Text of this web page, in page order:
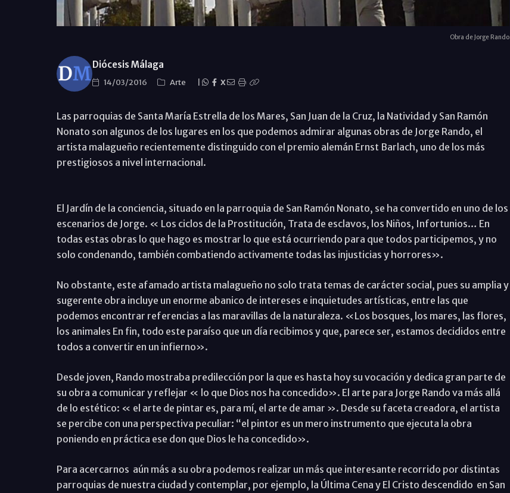
Obra de Jorge Rando
Diócesis Málaga
14/03/2016 Arte X
Las parroquias de Santa María Estrella de los Mares, San Juan de la Cruz, la Natividad y San Ramón
Nonato son algunos de los lugares en los que podemos admirar algunas obras de Jorge Rando, el
artista malagueño recientemente distinguido con el premio alemán Ernst Barlach, uno de los más
prestigiosos a nivel internacional.
El Jardín de la conciencia, situado en la parroquia de San Ramón Nonato, se ha convertido en uno de los
escenarios de Jorge. « Los ciclos de la Prostitución, Trata de esclavos, los Niños, Infortunios… En
todas estas obras lo que hago es mostrar lo que está ocurriendo para que todos participemos, y no
solo condenando, también combatiendo activamente todas las injusticias y horrores».
No obstante, este afamado artista malagueño no solo trata temas de carácter social, pues su amplia y
sugerente obra incluye un enorme abanico de intereses e inquietudes artísticas, entre las que
podemos encontrar referencias a las maravillas de la naturaleza. «Los bosques, los mares, las flores,
los animales En fin, todo este paraíso que un día recibimos y que, parece ser, estamos decididos entre
todos a convertir en un infierno».
Desde joven, Rando mostraba predilección por la que es hasta hoy su vocación y dedica gran parte de
su obra a comunicar y reflejar « lo que Dios nos ha concedido». El arte para Jorge Rando va más allá
de lo estético: « el arte de pintar es, para mí, el arte de amar ». Desde su faceta creadora, el artista
se percibe con una perspectiva peculiar: “el pintor es un mero instrumento que ejecuta la obra
poniendo en práctica ese don que Dios le ha concedido».
Para acercarnos aún más a su obra podemos realizar un más que interesante recorrido por distintas
parroquias de nuestra ciudad y contemplar, por ejemplo, la Última Cena y El Cristo descendido en San